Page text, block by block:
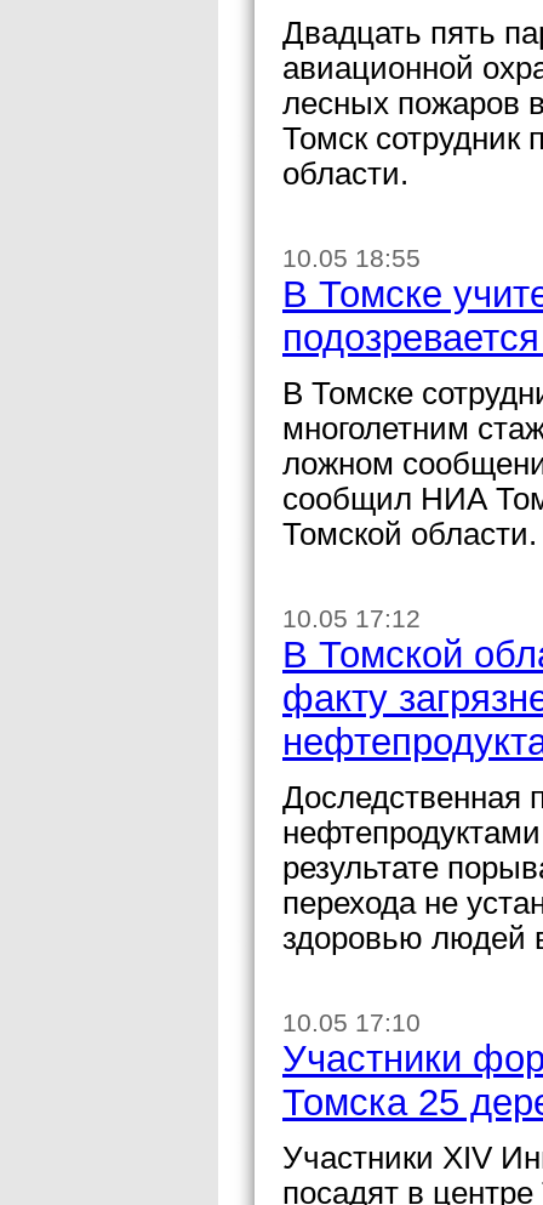
Двадцать пять
авиационной
лесных пожаров
Томск
области.
10.05 18:55
В Томске
В Томске
многолетним
ложном
сообщил НИА
Томской области.
10.05 17:12
В Томской
факту
Доследственная
результате
перехода не
здоровью людей
10.05 17:10
Участники
Томска 25
Участники XIV
посадят в